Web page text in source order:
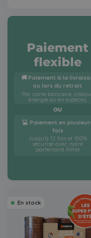
Paiement
flexible
🚚 Paiement à la
ou lors du retrait
Par carte bancaire,
énergie ou en espèces.
OU
💻 Paiement en
fois
Jusqu'à 12 fois et 100%
sécurisé avec notre
partenaire Alma
En stock